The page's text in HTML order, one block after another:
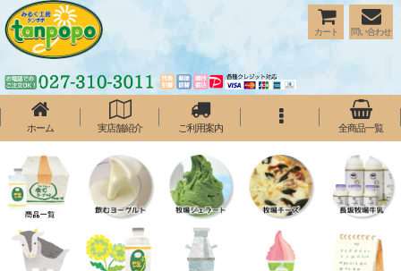
カート 問い合わせ
ホーム 実店舗紹介 ご利用案内 全商品一覧